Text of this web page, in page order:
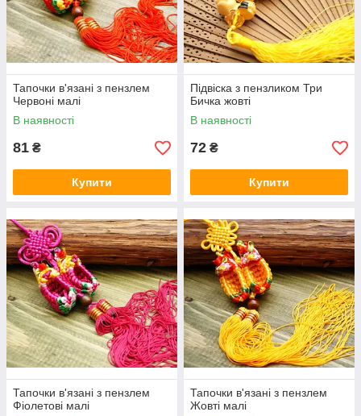
Тапочки в'язані з пензлем
Червоні малі
В наявності
81 ₴
Купити
Підвіска з пензликом Три
Бичка жовті
В наявності
72 ₴
Купити
Тапочки в'язані з пензлем
Фіолетові малі
Тапочки в'язані з пензлем
Жовті малі